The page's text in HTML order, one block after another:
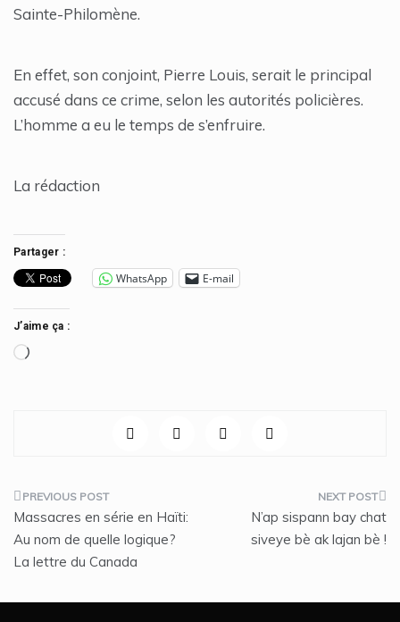
Sainte-Philomène.
En effet, son conjoint, Pierre Louis, serait le principal
accusé dans ce crime, selon les autorités policières.
L’homme a eu le temps de s’enfruire.
La rédaction
Partager :
WhatsApp E-mail
J’aime ça :
Chargement…
Navigation
de
l’article
Massacres en série en Haïti:
Au nom de quelle logique?
La lettre du Canada
N’ap sispann bay chat
siveye bè ak lajan bè !